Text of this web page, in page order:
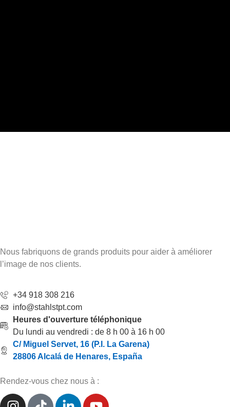
Nous fabriquons de grands produits pour aider à améliorer
l’image de nos clients.
+34 918 308 216
info@stahlstpt.com
Heures d'ouverture téléphonique
Du lundi au vendredi : de 8 h 00 à 16 h 00
C/ Miguel Servet, 16 (P.I. La Garena)
28806 Alcalá de Henares, España
Rendez-vous chez nous à :